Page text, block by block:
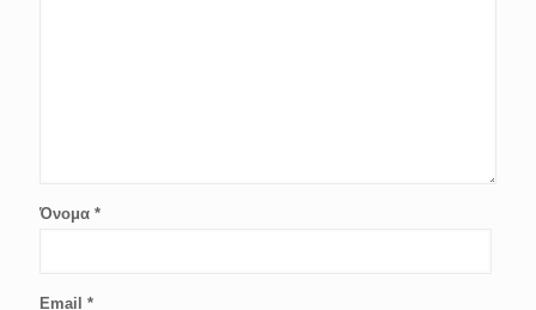
Όνομα *
Email *